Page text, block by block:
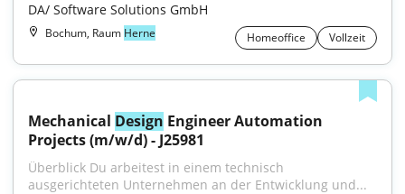
DA/ Software Solutions GmbH
Bochum, Raum Herne Homeoffice Vollzeit
Mechanical Design Engineer Automation
Projects (m/w/d) - J25981
Überblick Du arbeitest in einem technisch
ausgerichteten Unternehmen an der Entwicklung und...